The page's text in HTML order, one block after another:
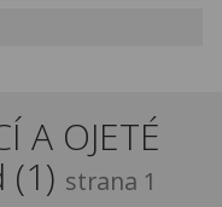
A OJETÉ
(1) strana 1